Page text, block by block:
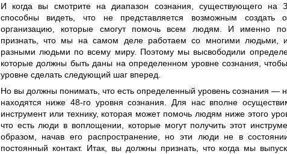
И когда вы смотрите на диапазон сознания, существующего на
способны видеть, что не представляется возможным создать
организацию, которые смогут помочь всем людям. И именно
признать, что мы на самом деле работаем со многими людьми,
разными людьми по всему миру. Поэтому мы высвободили
которые должны быть даны на определенном уровне сознания,
уровне сделать следующий шаг вперед.
Но вы должны понимать, что есть определенный уровень сознания —
находятся ниже 48-го уровня сознания. Для нас вполне
инструмент или технику, которая может помочь людям ниже этого
что есть люди в воплощении, которые могут получить этот
образом, начав его распространение, но эти люди не в
постоянный контакт. Итак, вы должны признать, что когда мы